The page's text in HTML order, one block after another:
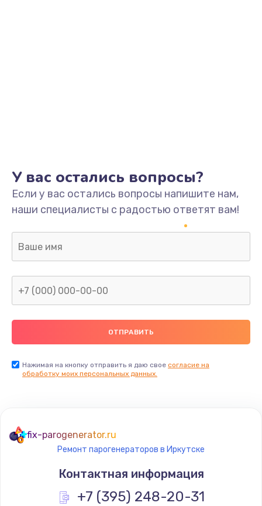
У вас остались вопросы?
Если у вас остались вопросы напишите нам,
наши специалисты с радостью ответят вам!
Нажимая на кнопку отправить я даю свое согласие на
обработку моих персональных данных.
fix-parogenerator.ru
Ремонт парогенераторов в Иркутске
Контактная информация
+7 (395) 248-20-31